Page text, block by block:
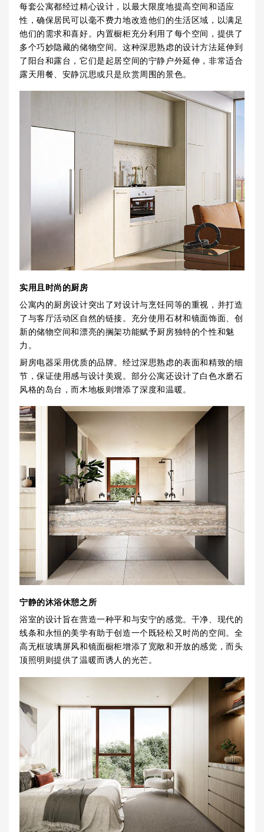
每套公寓都经过精心设计，以最大限度地提高空间和适应
性，确保居民可以毫不费力地改造他们的生活区域，以满足
他们的需求和喜好。内置橱柜充分利用了每个空间，提供了
多个巧妙隐藏的储物空间。这种深思熟虑的设计方法延伸到
了阳台和露台，它们是起居空间的宁静户外延伸，非常适合
露天用餐、安静沉思或只是欣赏周围的景色。
实用且时尚的厨房
公寓内的厨房设计突出了对设计与烹饪同等的重视，并打造
了与客厅活动区自然的链接。充分使用石材和镜面饰面、创
新的储物空间和漂亮的搁架功能赋予厨房独特的个性和魅
力。
厨房电器采用优质的品牌。经过深思熟虑的表面和精致的细
节，保证使用感与设计美观。部分公寓还设计了白色水磨石
风格的岛台，而木地板则增添了深度和温暖。
宁静的沐浴休憩之所
浴室的设计旨在营造一种平和与安宁的感觉。干净、现代的
线条和永恒的美学有助于创造一个既轻松又时尚的空间。全
高无框玻璃屏风和镜面橱柜增添了宽敞和开放的感觉，而头
顶照明则提供了温暖而诱人的光芒。